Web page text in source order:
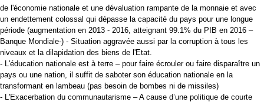
de l'économie nationale et une dévaluation rampante de la monnaie et avec
un endettement colossal qui dépasse la capacité du pays pour une longue
période (augmentation en 2013 - 2016, atteignant 99.1% du PIB en 2016 –
Banque Mondiale-) - Situation aggravée aussi par la corruption à tous les
niveaux et la dilapidation des biens de l'Etat.
- L'éducation nationale est à terre – pour faire écrouler ou faire disparaître un
pays ou une nation, il suffit de saboter son éducation nationale en la
transformant en lambeau (pas besoin de bombes ni de missiles)
- L'Exacerbation du communautarisme – A cause d’une politique de courte